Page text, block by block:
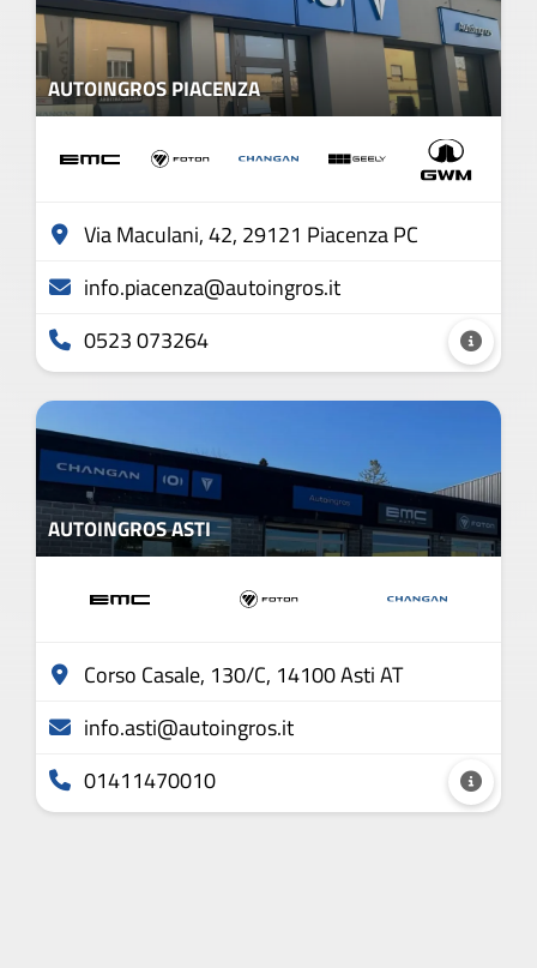
AUTOINGROS PIACENZA
Via Maculani, 42, 29121 Piacenza PC
info.piacenza@autoingros.it
0523 073264
AUTOINGROS ASTI
Corso Casale, 130/C, 14100 Asti AT
info.asti@autoingros.it
01411470010